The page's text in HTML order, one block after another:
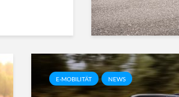
E-MOBILITÄT NEWS